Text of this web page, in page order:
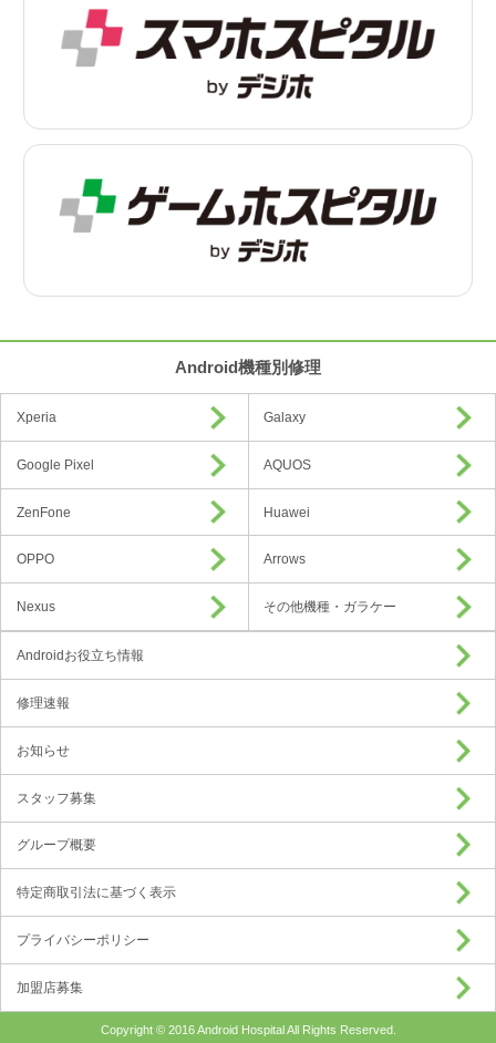
Android機種別修理
Xperia Galaxy
Google Pixel AQUOS
ZenFone Huawei
OPPO Arrows
Nexus その他機種・ガラケー
Androidお役立ち情報
修理速報
お知らせ
スタッフ募集
グループ概要
特定商取引法に基づく表示
プライバシーポリシー
加盟店募集
Copyright © 2016 Android Hospital All Rights Reserved.